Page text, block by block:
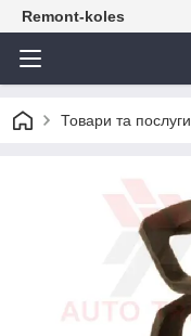
Remont-koles
Товари та послуги